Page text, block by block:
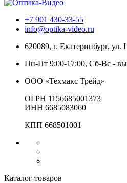
+7 901 430-33-55
info@optika-video.ru
620089, г. Екатеринбург, ул.
Пн-Пт 9:00-17:00, Сб-Вс -
ООО «Техмакс Трейд»
ОГРН 1156685001373
ИНН 6685083060
КПП 668501001
Каталог товаров